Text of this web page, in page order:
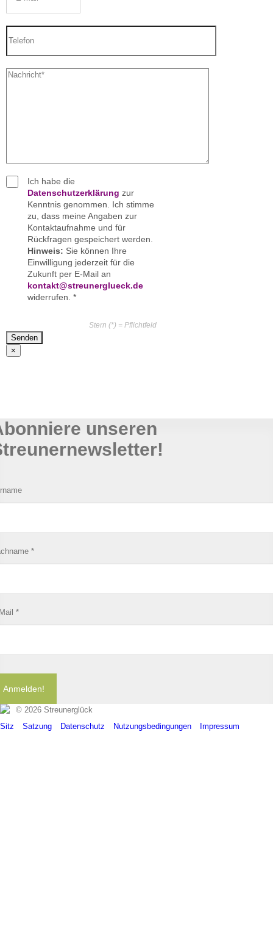
Ich habe die
Datenschutzerklärung zur
Kenntnis genommen. Ich stimme
zu, dass meine Angaben zur
Kontaktaufnahme und für
Rückfragen gespeichert werden.
Hinweis: Sie können Ihre
Einwilligung jederzeit für die
Zukunft per E-Mail an
kontakt@streunerglueck.de
widerrufen. *
Bitte lasse dieses Feld leer.Stern (*) = Pflichtfeld
×
unseren
*
*
© 2026 Streunerglück
Sitz
Satzung Datenschutz Nutzungsbedingungen Impressum